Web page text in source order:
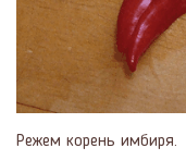
Режем корень имбиря.